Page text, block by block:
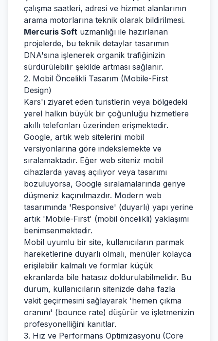
çalışma saatleri, adresi ve hizmet alanlarının
arama motorlarına teknik olarak bildirilmesi.
Mercuris Soft uzmanlığı ile hazırlanan
projelerde, bu teknik detaylar tasarımın
DNA'sına işlenerek organik trafiğinizin
sürdürülebilir şekilde artması sağlanır.
2. Mobil Öncelikli Tasarım (Mobile-First
Design)
Kars'ı ziyaret eden turistlerin veya bölgedeki
yerel halkın büyük bir çoğunluğu hizmetlere
akıllı telefonları üzerinden erişmektedir.
Google, artık web sitelerini mobil
versiyonlarına göre indekslemekte ve
sıralamaktadır. Eğer web siteniz mobil
cihazlarda yavaş açılıyor veya tasarımı
bozuluyorsa, Google sıralamalarında geriye
düşmeniz kaçınılmazdır. Modern web
tasarımında 'Responsive' (duyarlı) yapı yerine
artık 'Mobile-First' (mobil öncelikli) yaklaşımı
benimsenmektedir.
Mobil uyumlu bir site, kullanıcıların parmak
hareketlerine duyarlı olmalı, menüler kolayca
erişilebilir kalmalı ve formlar küçük
ekranlarda bile hatasız doldurulabilmelidir. Bu
durum, kullanıcıların sitenizde daha fazla
vakit geçirmesini sağlayarak 'hemen çıkma
oranını' (bounce rate) düşürür ve işletmenizin
profesyonelliğini kanıtlar.
3. Hız ve Performans Optimizasyonu (Core